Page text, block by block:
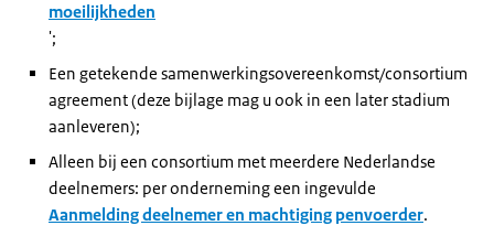
moeilijkheden
';
Een getekende samenwerkingsovereenkomst/consortium
agreement (deze bijlage mag u ook in een later stadium
aanleveren);
Alleen bij een consortium met meerdere Nederlandse
deelnemers: per onderneming een ingevulde
Aanmelding deelnemer en machtiging penvoerder.